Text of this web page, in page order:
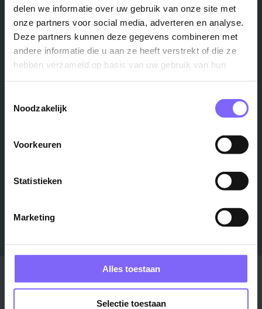
delen we informatie over uw gebruik van onze site met
onze partners voor social media, adverteren en analyse.
Deze partners kunnen deze gegevens combineren met
andere informatie die u aan ze heeft verstrekt of die ze
hebben verzameld op basis van uw gebruik van hun
Noodzakelijk
Voorkeuren
Statistieken
Marketing
Alles toestaan
Selectie toestaan
Vacatures
in je mailbox?
Schrijf je in en we houden je op de hoogte
Regio
Zuid-Limburg ›